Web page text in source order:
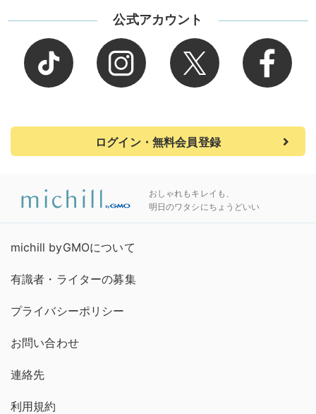
公式アカウント
ログイン・無料会員登録
おしゃれもキレイも、
明日のワタシにちょうどいい
michill byGMOについて
有識者・ライターの募集
プライバシーポリシー
お問い合わせ
連絡先
利用規約